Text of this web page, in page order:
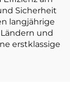
Sicherheit
langjährige
und
erstklassige